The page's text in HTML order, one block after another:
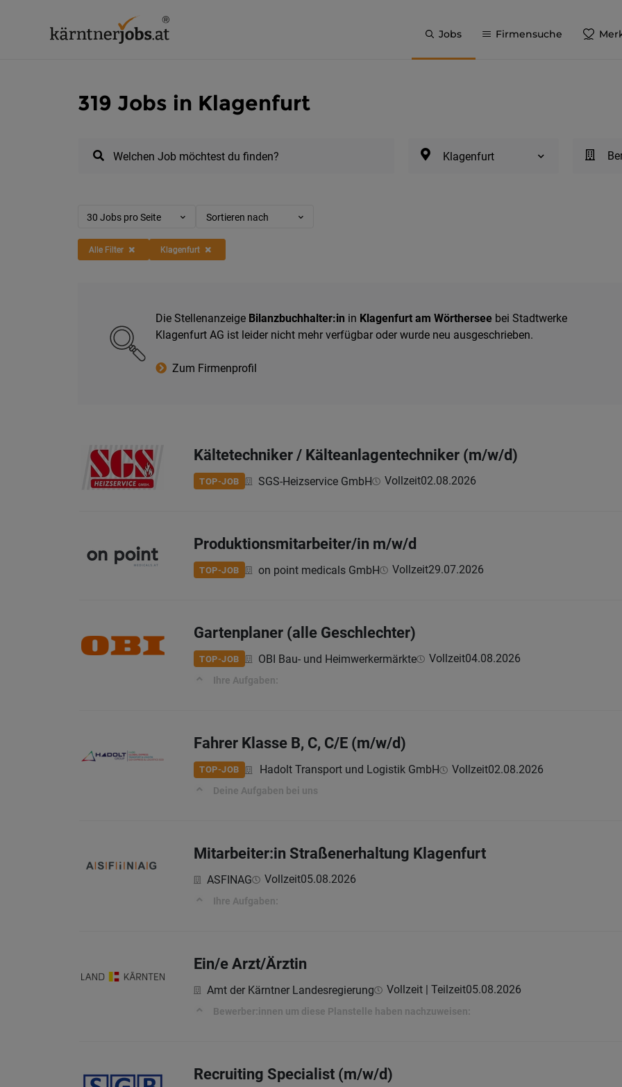
Jobs Firmensuche
319 Jobs in Klagenfurt
Welchen Job möchtest du finden? Klagenfurt
30 Jobs pro Seite Sortieren nach
Alle Filter Klagenfurt
Die Stellenanzeige Bilanzbuchhalter:in in Klagenfurt am Wörthersee bei Stadtwerke
Klagenfurt AG ist leider nicht mehr verfügbar oder wurde neu ausgeschrieben.
Zum Firmenprofil
Kältetechniker / Kälteanlagentechniker (m/w/d)
TOP-JOB SGS-Heizservice GmbH Vollzeit02.08.2026
Produktionsmitarbeiter/in m/w/d
TOP-JOB on point medicals GmbH Vollzeit29.07.2026
Gartenplaner (alle Geschlechter)
TOP-JOB OBI Bau- und Heimwerkermärkte Vollzeit04.08.2026
Ihre Aufgaben:
Fahrer Klasse B, C, C/E (m/w/d)
TOP-JOB Hadolt Transport und Logistik GmbH Vollzeit02.08.2026
Deine Aufgaben bei uns
Mitarbeiter:in Straßenerhaltung Klagenfurt
ASFINAG Vollzeit05.08.2026
Ihre Aufgaben:
Ein/e Arzt/Ärztin
Amt der Kärntner Landesregierung Vollzeit | Teilzeit05.08.2026
Bewerber:innen um diese Planstelle haben nachzuweisen:
Recruiting Specialist (m/w/d)